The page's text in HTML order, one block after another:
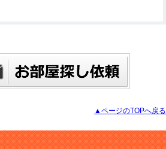
▲ページのTOPへ戻る